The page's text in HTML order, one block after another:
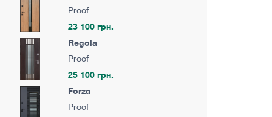
Proof
23 100 грн.
Regola
Proof
25 100 грн.
Forza
Proof